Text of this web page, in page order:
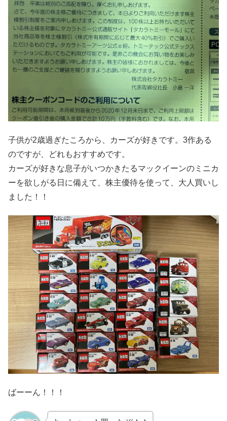
子供が2歳過ぎたころから、カーズが好きです。3作ある
のですが、どれもおすすめです。
カーズが好きな息子がいつかきたるマックイーンのミニカ
ーを欲しがる日に備えて、株主優待を使って、大人買いし
ました！！
ばーーん！！！